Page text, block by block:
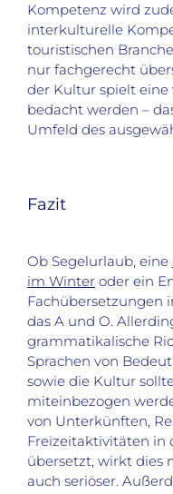
Kompetenz wird
interkulturelle
touristischen
nur fachgerecht
der Kultur spielt eine
bedacht werden –
Umfeld des
Fazit
Ob Segelurlaub, eine
im Winter oder ein
Fachübersetzungen
das A und O.
grammatikalische
Sprachen von
sowie die Kultur
miteinbezogen
von Unterkünften,
Freizeitaktivitäten in
übersetzt, wirkt dies
auch seriöser.